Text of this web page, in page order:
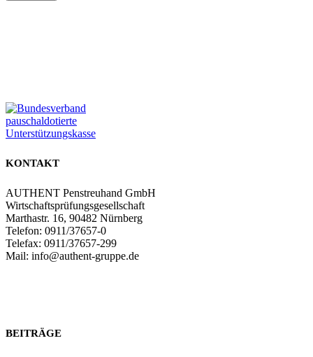
KONTAKT
AUTHENT Penstreuhand GmbH
Wirtschaftsprüfungsgesellschaft
Marthastr. 16, 90482 Nürnberg
Telefon: 0911/37657-0
Telefax: 0911/37657-299
Mail: info@authent-gruppe.de
BEITRÄGE